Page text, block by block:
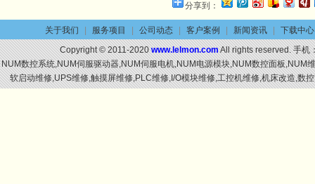
分享到：
关于我们 服务项目 公司动态 客户案例 新闻资讯
下载中心
Copyright © 2011-2020www.lelmon.comAll rights reserved. 手机
NUM数控系统,NUM伺服驱动器,NUM伺服电机,NUM电源模块,NUM数控面板,NUM
软启动维修,UPS维修,触摸屏维修,PLC维修,I/O模块维修,工控机维修,机床改造,数